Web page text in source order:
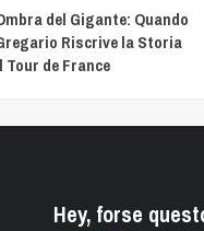
del Gigante: Quando
Riscrive la Storia
Tour de France
Hey, forse